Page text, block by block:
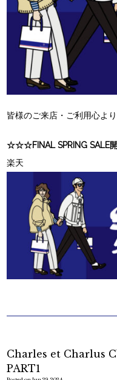
皆様のご来店・ご利用心よ
☆☆☆FINAL SPRING
楽天
Charles et Charlus
PART1